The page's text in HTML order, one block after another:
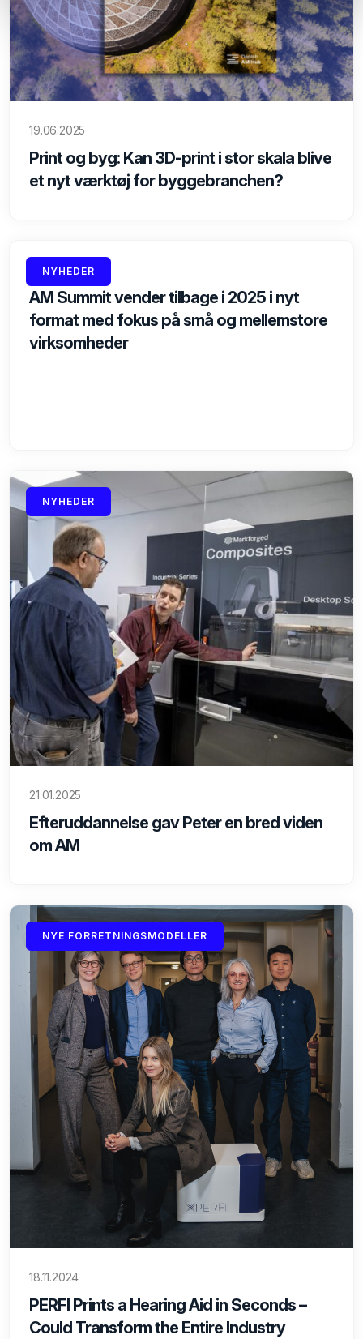
19.06.2025
Print og byg: Kan 3D-print i stor skala blive
et nyt værktøj for byggebranchen?
NYHEDER
17.06.2025
AM Summit vender tilbage i 2025 i nyt
format med fokus på små og mellemstore
virksomheder
NYHEDER
21.01.2025
Efteruddannelse gav Peter en bred viden
om AM
NYE FORRETNINGSMODELLER
18.11.2024
PERFI Prints a Hearing Aid in Seconds –
Could Transform the Entire Industry